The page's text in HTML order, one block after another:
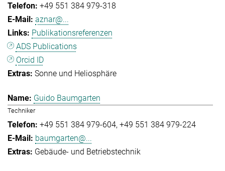
+49 551 384 979-318
aznar@...
Publikationsreferenzen
ADS Publications
Orcid ID
Sonne und Heliosphäre
Guido Baumgarten
Techniker
+49 551 384 979-604 +49 551 384 979-224
baumgarten@...
Gebäude- und Betriebstechnik